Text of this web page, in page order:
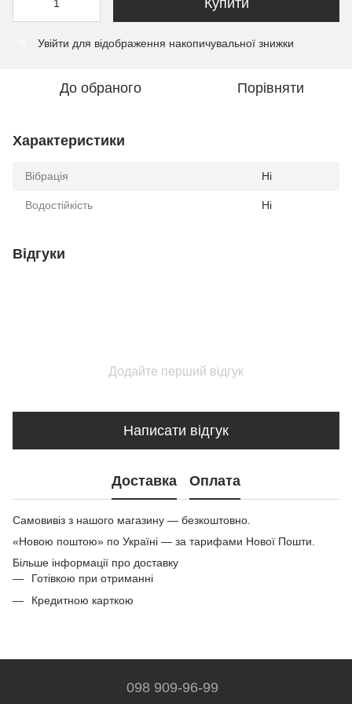
Купити
Увійти для відображення накопичувальної знижки
До обраного Порівняти
Характеристики
Вібрація Ні
Водостійкість Ні
Відгуки
Додайте перший відгук
Написати відгук
Доставка Оплата
Самовивіз з нашого магазину — безкоштовно.
«Новою поштою» по Україні — за тарифами Нової Пошти.
Більше інформації про доставку
Готівкою при отриманні
Кредитною карткою
098 909-96-99